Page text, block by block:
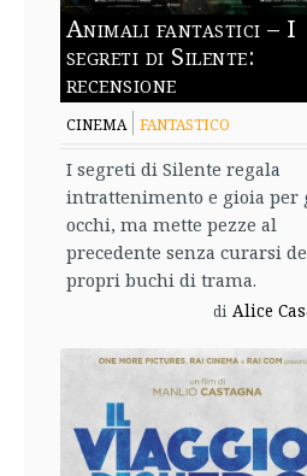
Animali fantastici – I
segreti di Silente:
recensione
CINEMA FANTASTICO
I segreti di Silente regala
intrattenimento e gioia per
occhi, ma mette pezze al
precedente senza curarsi
propri buchi di trama.
di Alice